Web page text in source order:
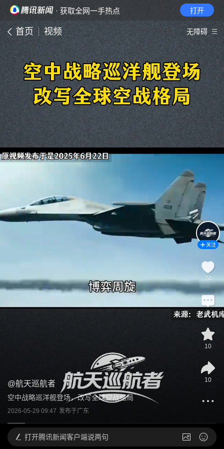
· 获取全网一手热点 打开
首页 视频 无障碍
@航天巡航者
空中战略巡洋舰登场，改写全球空战格局
2026-05-29 09:47 发布于广东
关注
74
3
10
10
打开腾讯新闻客户端说两句